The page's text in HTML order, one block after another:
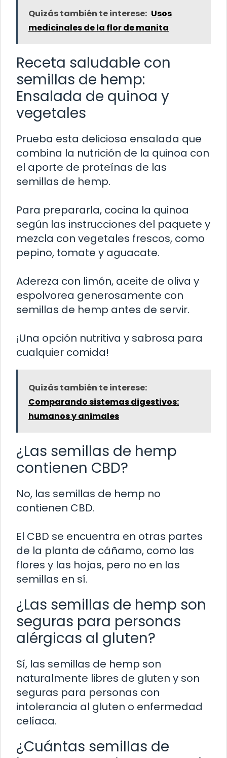
Quizás también te interese: Usos
medicinales de la flor de manita
Receta saludable con
semillas de hemp:
Ensalada de quinoa y
vegetales
Prueba esta deliciosa ensalada que
combina la nutrición de la quinoa con
el aporte de proteínas de las
semillas de hemp.
Para prepararla, cocina la quinoa
según las instrucciones del paquete y
mezcla con vegetales frescos, como
pepino, tomate y aguacate.
Adereza con limón, aceite de oliva y
espolvorea generosamente con
semillas de hemp antes de servir.
¡Una opción nutritiva y sabrosa para
cualquier comida!
Quizás también te interese:
Comparando sistemas digestivos:
humanos y animales
¿Las semillas de hemp
contienen CBD?
No, las semillas de hemp no
contienen CBD.
El CBD se encuentra en otras partes
de la planta de cáñamo, como las
flores y las hojas, pero no en las
semillas en sí.
¿Las semillas de hemp son
seguras para personas
alérgicas al gluten?
Sí, las semillas de hemp son
naturalmente libres de gluten y son
seguras para personas con
intolerancia al gluten o enfermedad
celíaca.
¿Cuántas semillas de